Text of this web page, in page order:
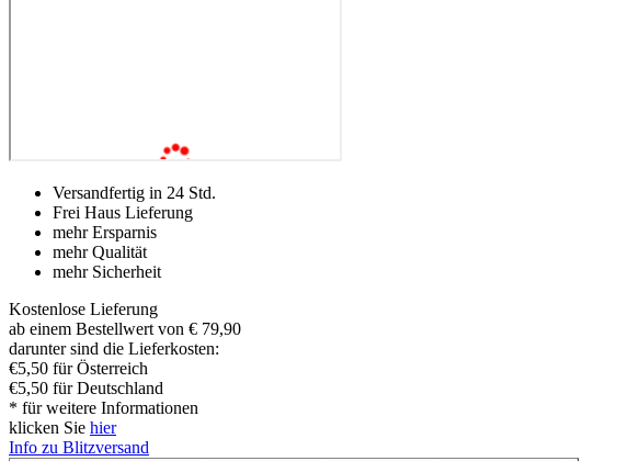
Versandfertig in 24 Std.
Frei Haus Lieferung
mehr Ersparnis
mehr Qualität
mehr Sicherheit
Kostenlose Lieferung
ab einem Bestellwert von € 79,90
darunter sind die Lieferkosten:
€5,50 für Österreich
€5,50 für Deutschland
* für weitere Informationen
klicken Sie hier
Info zu Blitzversand